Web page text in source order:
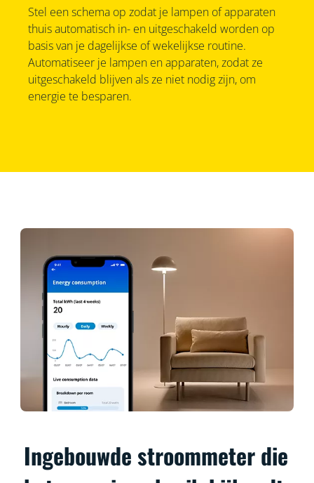
Stel een schema op zodat je lampen of apparaten
thuis automatisch in- en uitgeschakeld worden op
basis van je dagelijkse of wekelijkse routine.
Automatiseer je lampen en apparaten, zodat ze
uitgeschakeld blijven als ze niet nodig zijn, om
energie te besparen.
Ingebouwde stroommeter die